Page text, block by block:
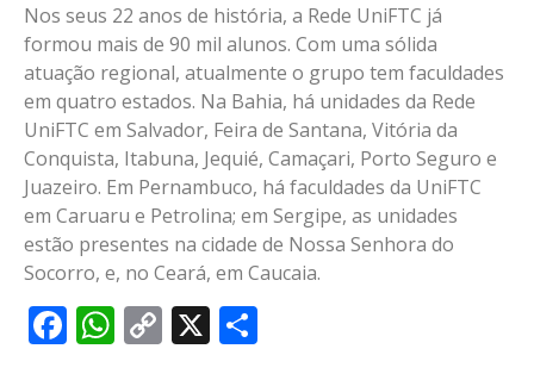
Nos seus 22 anos de história, a Rede UniFTC já
formou mais de 90 mil alunos. Com uma sólida
atuação regional, atualmente o grupo tem faculdades
em quatro estados. Na Bahia, há unidades da Rede
UniFTC em Salvador, Feira de Santana, Vitória da
Conquista, Itabuna, Jequié, Camaçari, Porto Seguro e
Juazeiro. Em Pernambuco, há faculdades da UniFTC
em Caruaru e Petrolina; em Sergipe, as unidades
estão presentes na cidade de Nossa Senhora do
Socorro, e, no Ceará, em Caucaia.
Facebook
WhatsApp
Copy
X